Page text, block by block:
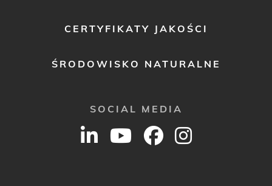
CERTYFIKATY JAKOŚCI
ŚRODOWISKO NATURALNE
SOCIAL MEDIA